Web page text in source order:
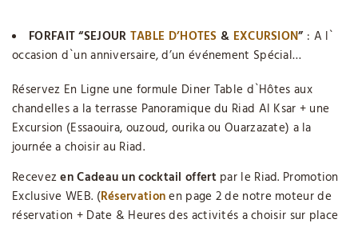
FORFAIT “SEJOUR TABLE D’HOTES & EXCURSION” : A l`
occasion d`un anniversaire, d’un événement Spécial…
Réservez En Ligne une formule Diner Table d`Hôtes aux
chandelles a la terrasse Panoramique du Riad Al Ksar + une
Excursion (Essaouira, ouzoud, ourika ou Ouarzazate) a la
journée a choisir au Riad.
Recevezen Cadeau un cocktail offertpar le Riad. Promotion
Exclusive WEB. (Réservationen page 2 de notre moteur de
réservation + Date & Heures des activités a choisir sur place